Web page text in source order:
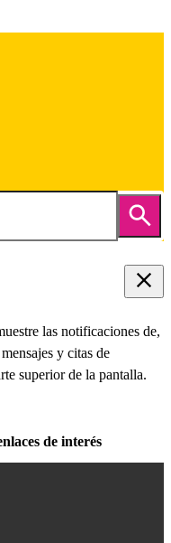
las notificaciones de,
y citas de
superior de la pantalla.
de interés